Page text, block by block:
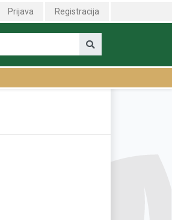
Prijava Registracija